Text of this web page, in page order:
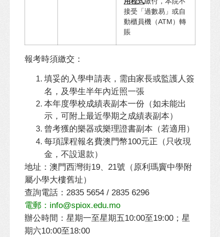
接受「過數易」或自
動櫃員機（ATM）轉
賬
報考時須繳交：
填妥的入學申請表，需由家長或監護人簽
名，及學生半年內近照一張
本年度學校成績表副本一份（如未能出
示，可附上最近學期之成績表副本）
曾考獲的樂器或樂理證書副本（若適用）
每項課程報名費澳門幣100元正（只收現
金，不設退款）
地址：澳門西灣街19 21號 （原利瑪竇中學附
屬小學大樓舊址）
查詢電話： 2835 5654 / 2835 6296
電郵： info@spiox.edu.mo
辦公時間：星期一至星期五10:00至19:00 ；星
期六10:00至18:00